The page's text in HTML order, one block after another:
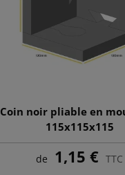
Coin noir pliable en
115x115x115
de 1,15 € TTC